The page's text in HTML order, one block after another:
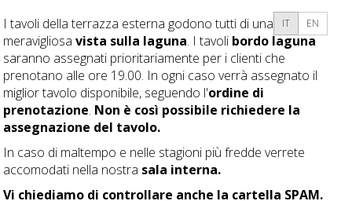
IT EN
I tavoli della terrazza esterna godono tutti di una
meravigliosa vista sulla laguna. I tavoli bordo laguna
saranno assegnati prioritariamente per i clienti che
prenotano alle ore 19.00. In ogni caso verrà assegnato il
miglior tavolo disponibile, seguendo l'ordine di
prenotazione. Non è così possibile richiedere la
assegnazione del tavolo.
In caso di maltempo e nelle stagioni più fredde verrete
accomodati nella nostra sala interna.
Vi chiediamo di controllare anche la cartella SPAM.